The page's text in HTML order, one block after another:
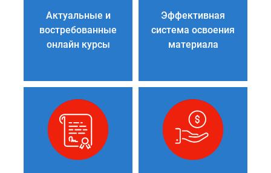
Актуальные и
востребованные
онлайн курсы
Эффективная
система освоения
материала